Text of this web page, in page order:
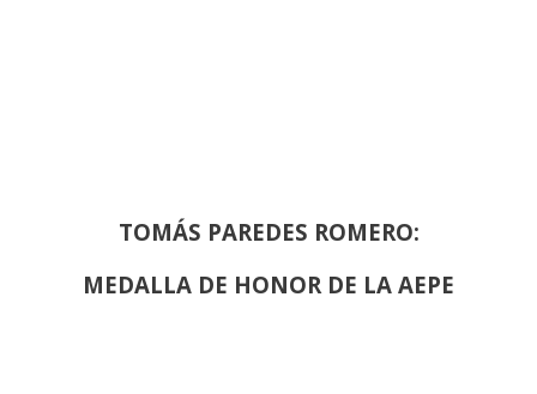
TOMÁS PAREDES ROMERO:
MEDALLA DE HONOR DE LA AEPE